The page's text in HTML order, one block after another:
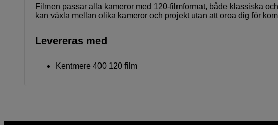
Filmen passar alla kameror med 120-filmformat, både klassiska
kan växla mellan olika kameror och projekt utan att oroa dig för
Levereras med
Kentmere 400 120 film